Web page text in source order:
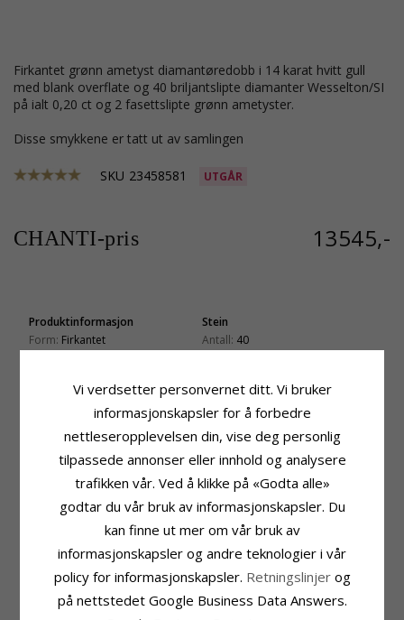
firkantet grønn ametyst diamantøredobb i 14 karat hvitt gull
med blank overflate og 40 briljantslipte diamanter Wesselton/SI
på ialt 0,20 ct og 2 fasettslipte grønn ametyster.
Disse smykkene er tatt ut av samlingen
SKU 23458581 UTGÅR
CHANTI-pris 13545,-
Produktinformasjon
Form: Firkantet
Øredobber: Diamantøredobb
14 Karat Hvitt Gull
Blank
Stein
Antall: 40
Diamantfarge: Wesselton
Diamantklarhet:SI
Karat:
0,20
Farge:Grønn
Størrelse
Høyde Inkl. Krok:
22,7 mm
Høyde:
Bredde: 8,2 mm
Dybde:5,8 mm
Leveringstid
Leveringstid:Ca. 5-10 Hverdager
Vi verdsetter personvernet ditt. Vi bruker
informasjonskapsler for å forbedre
nettleseropplevelsen din, vise deg personlig
tilpassede annonser eller innhold og analysere
trafikken vår. Ved å klikke på «Godta alle»
godtar du vår bruk av informasjonskapsler. Du
kan finne ut mer om vår bruk av
informasjonskapsler og andre teknologier i vår
policy for informasjonskapsler. Retningslinjer og
på nettstedet Google Business Data Answers.